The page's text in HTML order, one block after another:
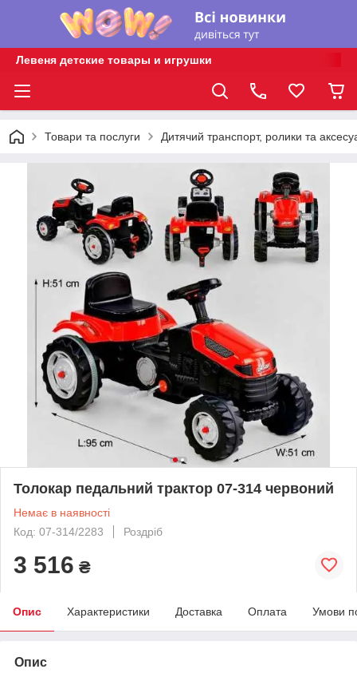
Левеня детские товары и игрушки
Товари та послуги Дитячий транспорт, ролики та
Толокар педальний трактор 07-314 червоний
Немає в наявності
Код: 07-314/2283
Роздріб
3 516 ₴
Опис Характеристики Доставка Оплата Умови
Опис